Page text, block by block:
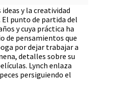
y la creatividad
El punto de partida del
y cuya práctica ha
de pensamientos que
por dejar trabajar a
detalles sobre su
Lynch enlaza
persiguiendo el